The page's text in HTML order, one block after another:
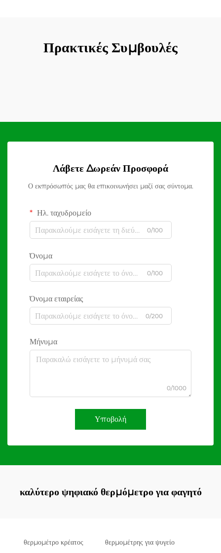
Πρακτικές Συμβουλές
Λάβετε Δωρεάν Προσφορά
Ο εκπρόσωπός μας θα επικοινωνήσει μαζί σας σύντομα.
Ηλ. ταχυδρομείο
0/100
Όνομα
0/100
Όνομα εταιρείας
0/200
Μήνυμα
0/1000
Υποβολή
καλύτερο ψηφιακό θερμόμετρο για φαγητό
θερμομέτρο κρέατος θερμομέτρης για ψυγείο